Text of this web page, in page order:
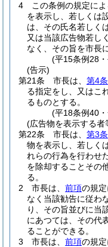
4
この条例の規定に
を表示し、若しくは
は、その氏名若しく
又は当該広告物若し
なく、その旨を市長
(平15条例28
(告示)
第21条
市長は、 第4条
る指定をし、又はこ
るものとする。
(平18条例40
(広告物を表示する者
第22条
市長は、 第3条
物を表示し、若しく
れらの行為を行わせ
を除却することその
る。
2
市長は、 前項の規
なく当該勧告に従わ
り、その旨並びに当
にあつては、その代
ることができる。
3
市長は、 前項の規